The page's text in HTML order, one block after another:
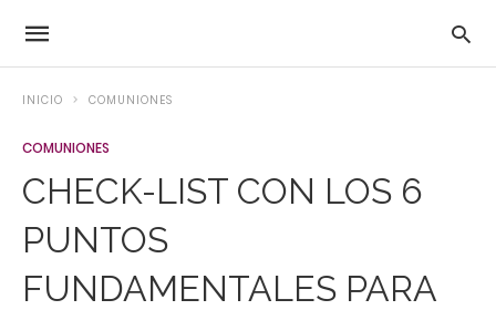
INICIO COMUNIONES
COMUNIONES
CHECK-LIST CON LOS 6
PUNTOS
FUNDAMENTALES PARA